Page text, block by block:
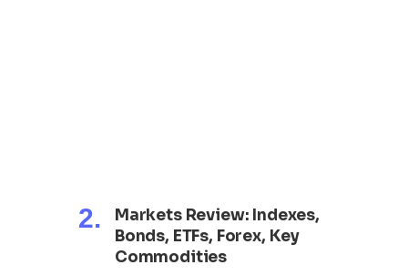
Markets Review: Indexes,
Bonds, ETFs, Forex, Key
Commodities